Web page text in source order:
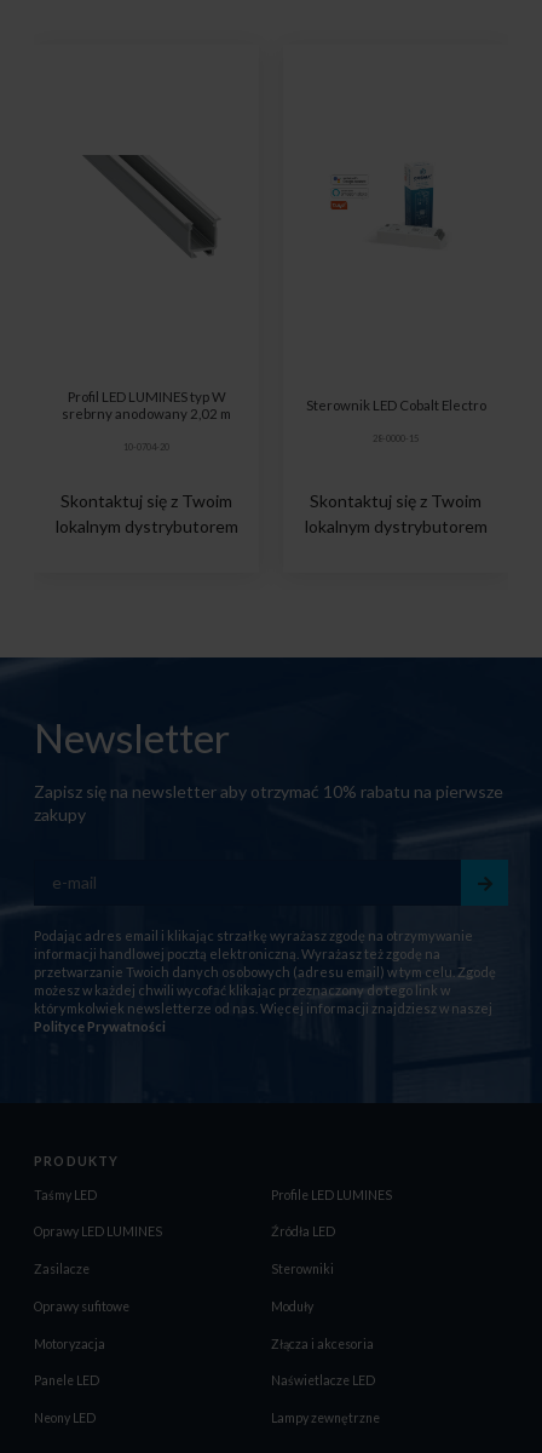
Profil LED LUMINES typ W
srebrny anodowany 2,02 m
10-0704-20
Skontaktuj się z Twoim
lokalnym dystrybutorem
Sterownik LED Cobalt Electro
28-0000-15
Skontaktuj się z Twoim
lokalnym dystrybutorem
Newsletter
Zapisz się na newsletter aby otrzymać 10% rabatu na pierwsze
zakupy
Podając adres email i klikając strzałkę wyrażasz zgodę na otrzymywanie
informacji handlowej pocztą elektroniczną. Wyrażasz też zgodę na
przetwarzanie Twoich danych osobowych (adresu email) w tym celu. Zgodę
możesz w każdej chwili wycofać klikając przeznaczony do tego link w
którymkolwiek newsletterze od nas. Więcej informacji znajdziesz w naszej
Polityce Prywatności
PRODUKTY
Taśmy LED Profile LED LUMINES
Oprawy LED LUMINES Źródła LED
Zasilacze Sterowniki
Oprawy sufitowe Moduły
Motoryzacja Złącza i akcesoria
Panele LED Naświetlacze LED
Neony LED Lampy zewnętrzne